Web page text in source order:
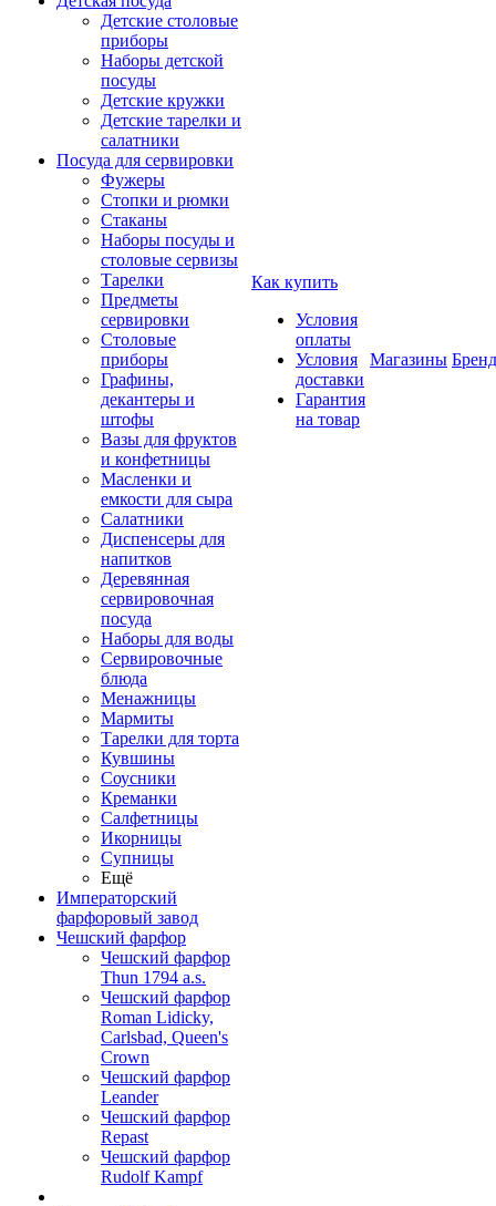
Детские столовые
приборы
Наборы детской
посуды
Детские кружки
Детские тарелки и
салатники
Посуда для сервировки
Фужеры
Стопки и рюмки
Стаканы
Наборы посуды и
столовые сервизы
Тарелки
Предметы
сервировки
Столовые
приборы
Графины,
декантеры и
штофы
Вазы для фруктов
и конфетницы
Масленки и
емкости для сыра
Салатники
Диспенсеры для
напитков
Деревянная
сервировочная
посуда
Наборы для воды
Сервировочные
блюда
Менажницы
Мармиты
Тарелки для торта
Кувшины
Соусники
Креманки
Салфетницы
Икорницы
Супницы
Ещё
Императорский
фарфоровый завод
Чешский фарфор
Чешский фарфор
Thun 1794 a.s.
Чешский фарфор
Roman Lidicky,
Carlsbad, Queen's
Crown
Чешский фарфор
Leander
Чешский фарфор
Repast
Чешский фарфор
Rudolf Kampf
Как купить
Условия
оплаты
Условия
доставки
Гарантия
на товар
Магазины